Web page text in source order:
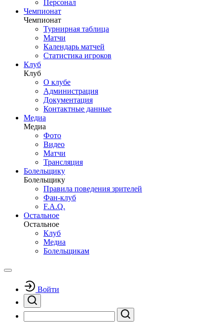
Персонал
Чемпионат
Чемпионат
Турнирная таблица
Матчи
Календарь матчей
Статистика игроков
Клуб
Клуб
О клубе
Администрация
Документация
Контактные данные
Медиа
Медиа
Фото
Видео
Матчи
Трансляция
Болельщику
Болельщику
Правила поведения зрителей
Фан-клуб
F.A.Q.
Остальное
Остальное
Клуб
Медиа
Болельщикам
Войти